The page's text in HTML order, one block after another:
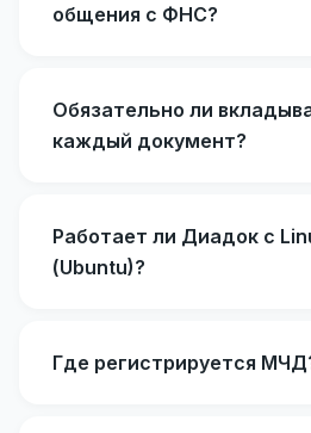
общения с ФНС?
Обязательно ли
каждый документ?
Работает ли Диадок с
(Ubuntu)?
Где регистрируется